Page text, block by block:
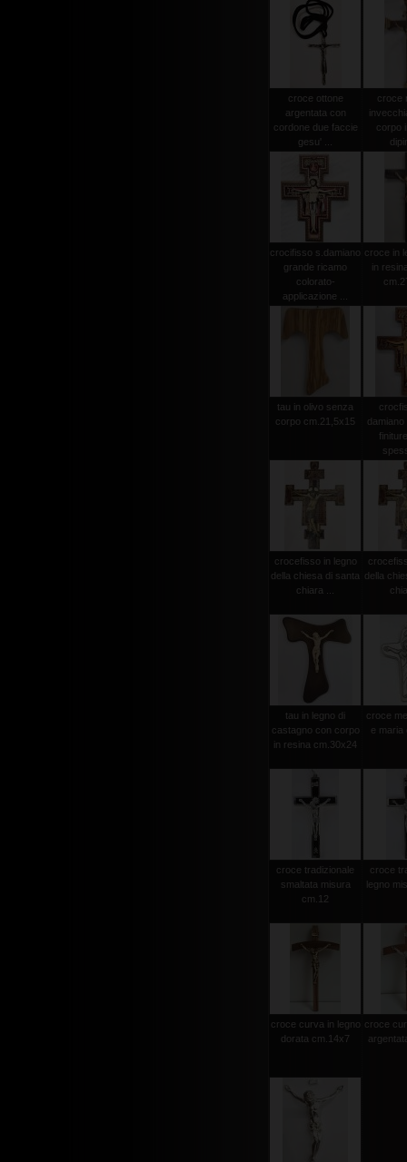
croce ottone
argentata con
cordone due faccie
gesu' ...
croce
corpo
crocifisso s.damiano
grande ricamo
colorato-
applicazione ...
croce in
in
tau in olivo senza
corpo cm.21,5x15
crocefisso in legno
della chiesa di santa
chiara ...
della
tau in legno di
castagno con corpo
in resina cm.30x24
croce
e maria
croce tradizionale
smaltata misura
cm.12
croce
legno
croce curva in legno
dorata cm.14x7
croce